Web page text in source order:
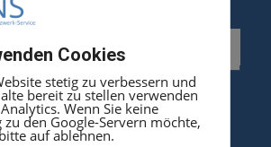
Cookies
stetig zu verbessern und
bereit zu stellen verwenden
Wenn Sie keine
den Google-Servern möchte,
auf ablehnen.